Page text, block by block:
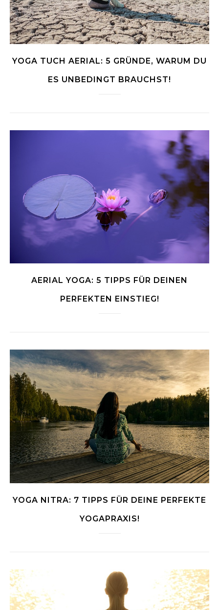
YOGA TUCH AERIAL: 5 GRÜNDE, WARUM DU
ES UNBEDINGT BRAUCHST!
AERIAL YOGA: 5 TIPPS FÜR DEINEN
PERFEKTEN EINSTIEG!
YOGA NITRA: 7 TIPPS FÜR DEINE PERFEKTE
YOGAPRAXIS!